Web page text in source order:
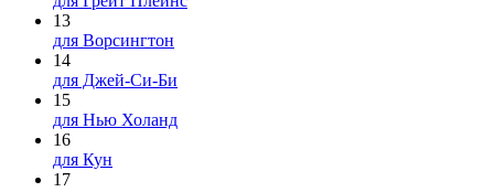
13
для Ворсингтон
14
для Джей-Си-Би
15
для Нью Холанд
16
для Кун
17